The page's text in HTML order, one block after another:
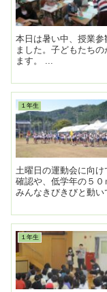
本日は暑い中、授業
ました。子どもたち
ます。 ...
１年生
土曜日の運動会に向
確認や、低学年の５０
みんなきびきびと動
１年生